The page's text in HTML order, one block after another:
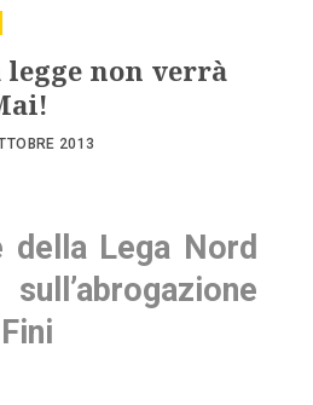
legge non verrà
2013
Lega Nord